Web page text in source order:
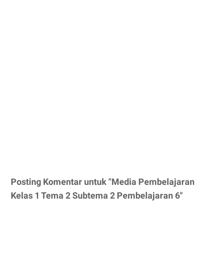
Posting Komentar untuk "Media Pembelajaran
Kelas 1 Tema 2 Subtema 2 Pembelajaran 6"